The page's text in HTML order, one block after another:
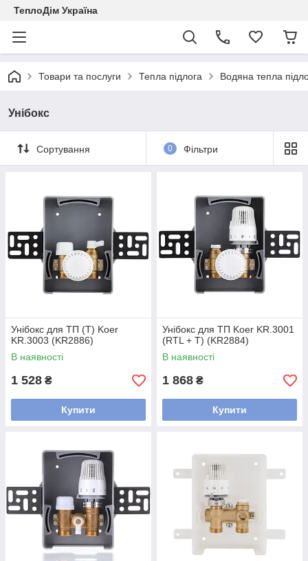
ТеплоДім Україна
Товари та послуги Тепла підлога Водяна тепла
Унібокс
Сортування 0 Фільтри
Унібокс для ТП (T) Koer
KR.3003 (KR2886)
В наявності
1 528 ₴
Купити
Унібокс для ТП Koer KR.3001
(RTL + T) (KR2884)
В наявності
1 868 ₴
Купити